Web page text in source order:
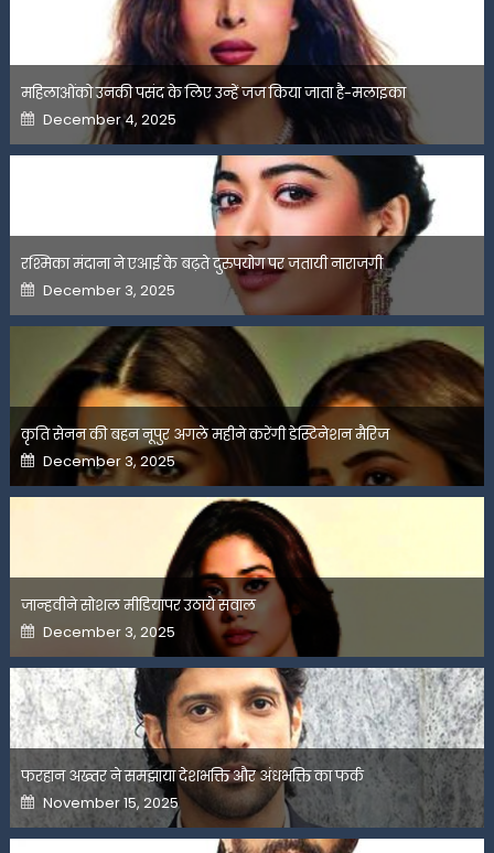
महिलाओंको उनकी पसंद के लिए उन्हें जज किया जाता है-मलाइका
Posted
on
December 4, 2025
रश्मिका मंदाना ने एआई के बढ़ते दुरुपयोग पर जतायी नाराजगी
Posted
on
December 3, 2025
कृति सेनन की बहन नूपुर अगले महीने करेंगी डेस्टिनेशन मैरिज
Posted
on
December 3, 2025
जान्हवीने सोशल मीडियापर उठाये सवाल
Posted
on
December 3, 2025
फरहान अख्तर ने समझाया देशभक्ति और अंधभक्ति का फर्क
Posted
on
November 15, 2025